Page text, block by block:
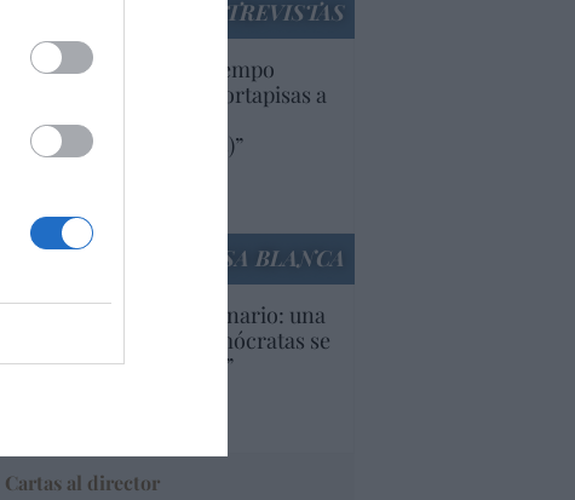
ENTREVISTAS
“Europa lleva mucho tiempo
poniendo aranceles y cortapisas a
productos y compañías
americanas (y europeas)”
LA CASA BLANCA
EEUU. Inquietante escenario: una
tercera parte de los demócratas se
define como “socialista”
Cartas al director